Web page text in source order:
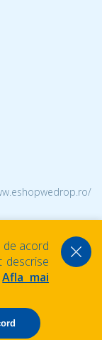
de acord
descrise
Afla mai